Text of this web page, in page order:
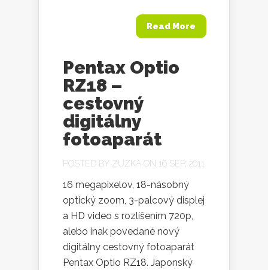
Read More
Pentax Optio
RZ18 –
cestovný
digitálny
fotoaparát
POSTED BY ZUZKA ON 16 SEP, 2011
16 megapixelov, 18-násobný
optický zoom, 3-palcový displej
a HD video s rozlíšením 720p,
alebo inak povedané nový
digitálny cestovný fotoaparát
Pentax Optio RZ18. Japonský